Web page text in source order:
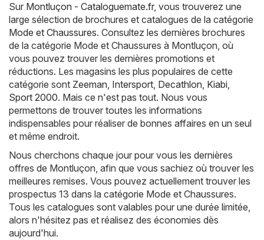
Sur Montluçon - Cataloguemate.fr, vous trouverez une
large sélection de brochures et catalogues de la catégorie
Mode et Chaussures. Consultez les dernières brochures
de la catégorie Mode et Chaussures à Montluçon, où
vous pouvez trouver les dernières promotions et
réductions. Les magasins les plus populaires de cette
catégorie sont Zeeman, Intersport, Decathlon, Kiabi,
Sport 2000. Mais ce n'est pas tout. Nous vous
permettons de trouver toutes les informations
indispensables pour réaliser de bonnes affaires en un seul
et même endroit.
Nous cherchons chaque jour pour vous les dernières
offres de Montluçon, afin que vous sachiez où trouver les
meilleures remises. Vous pouvez actuellement trouver les
prospectus 13 dans la catégorie Mode et Chaussures.
Tous les catalogues sont valables pour une durée limitée,
alors n'hésitez pas et réalisez des économies dès
aujourd'hui.